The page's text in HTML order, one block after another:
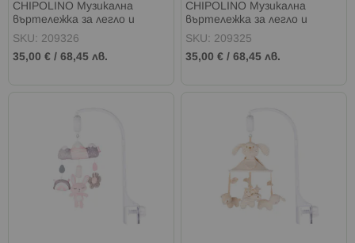
CHIPOLINO Музикална
въртележка за легло и
кошара с проектор РОЗОВА
SKU: 209326
35,00 € / 68,45 лв.
CHIPOLINO Музикална
въртележка за легло и
кошара с проектор ЛЪВЧО
SKU: 209325
35,00 € /68,45 лв.